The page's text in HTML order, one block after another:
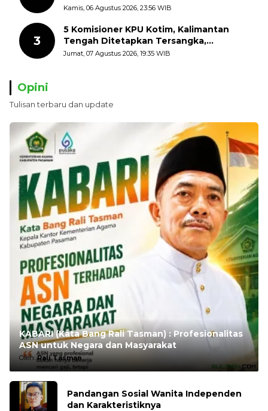
dengan Mengibarkan Bendera Merah
Kamis, 06 Agustus 2026, 23:56 WIB
3
5 Komisioner KPU Kotim, Kalimantan
Tengah Ditetapkan Tersangka,
Kerugian Negara ditaksir 10 Milyard
Jumat, 07 Agustus 2026, 19:35 WIB
Opini
Tulisan terbaru dan update
KABARI (Kata Bang Rali Tasman) : Profesionalitas
ASN untuk Negara dan Masyarakat
Oleh:Rali Tasman
Pandangan Sosial Wanita Independen
dan Karakteristiknya